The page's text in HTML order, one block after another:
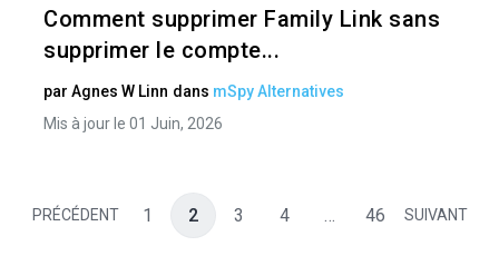
Comment supprimer Family Link sans
supprimer le compte...
par Agnes W Linn dans mSpy Alternatives
Mis à jour le 01 Juin, 2026
PRÉCÉDENT 1 2 3 4 … 46 SUIVANT